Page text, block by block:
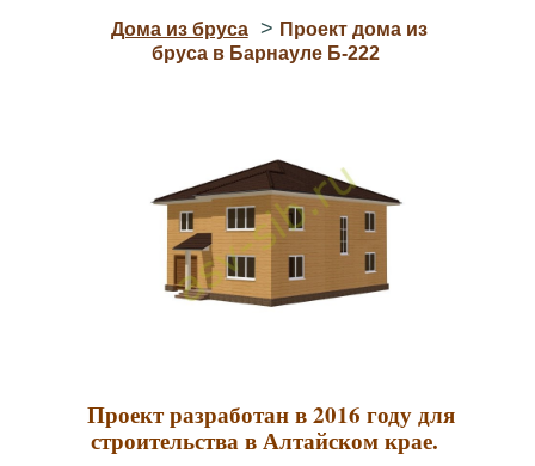
Дома из бруса > Проект дома из
бруса в Барнауле Б-222
Проект разработан в 2016 году для
строительства в Алтайском крае.